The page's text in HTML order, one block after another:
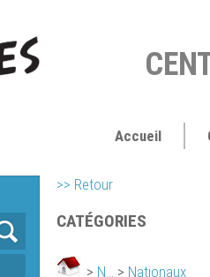
Accueil
>> Retour
CATÉGORIES
> N... > Nationaux